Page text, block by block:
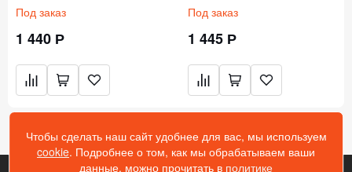
Под заказ
1 440 Р
Под заказ
1 445 Р
Чтобы сделать наш сайт удобнее для вас, мы используем
cookie. Подробнее о том, как мы обрабатываем ваши
данные, можно прочитать в политике